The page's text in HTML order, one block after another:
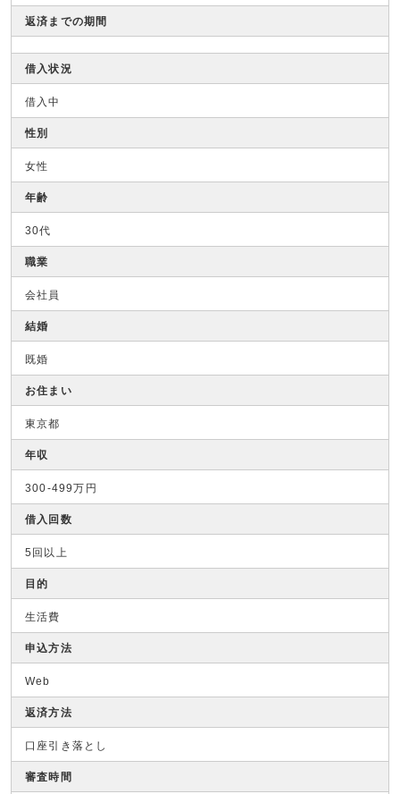
返済までの期間
借入状況
借入中
性別
女性
年齢
30代
職業
会社員
結婚
既婚
お住まい
東京都
年収
300-499万円
借入回数
5回以上
目的
生活費
申込方法
Web
返済方法
口座引き落とし
審査時間